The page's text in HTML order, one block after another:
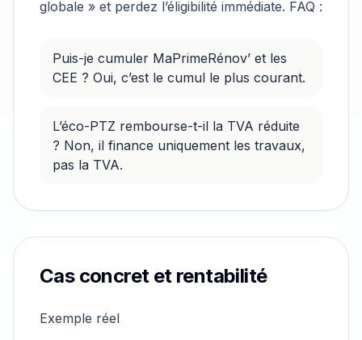
globale » et perdez l’éligibilité immédiate. FAQ :
Puis-je cumuler MaPrimeRénov’ et les
CEE ? Oui, c’est le cumul le plus courant.
L’éco-PTZ rembourse-t-il la TVA réduite
? Non, il finance uniquement les travaux,
pas la TVA.
Cas concret et rentabilité
Exemple réel